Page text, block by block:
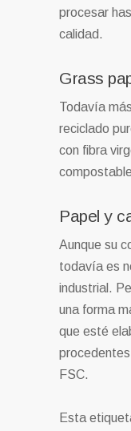
procesar
calidad.
Grass
Todavía
reciclado
con fibra
Papel y
Aunque su
todavía es
industrial.
una forma
que esté
FSC.
Esta